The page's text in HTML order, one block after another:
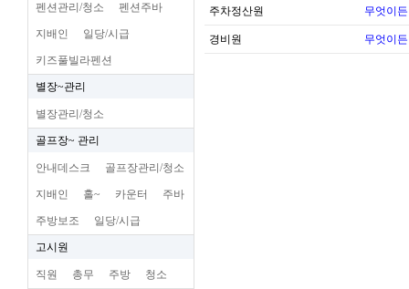
펜션관리/청소 펜션주바
지배인 일당/시급
키즈풀빌라펜션
별장~관리
별장관리/청소
골프장~ 관리
안내데스크 골프장관리/청소
지배인 홀~ 카운터 주바
주방보조 일당/시급
고시원
직원 총무 주방 청소
주차정산원 무엇이
경비원 무엇이